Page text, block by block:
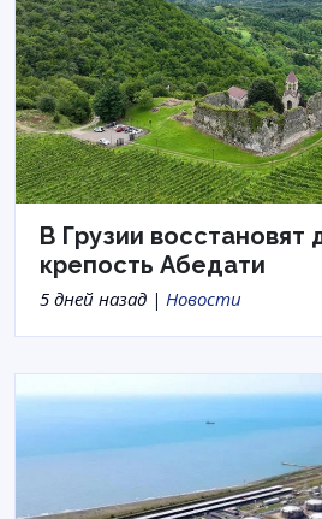
В Грузии
крепость Абедати
5 дней назад | Новости